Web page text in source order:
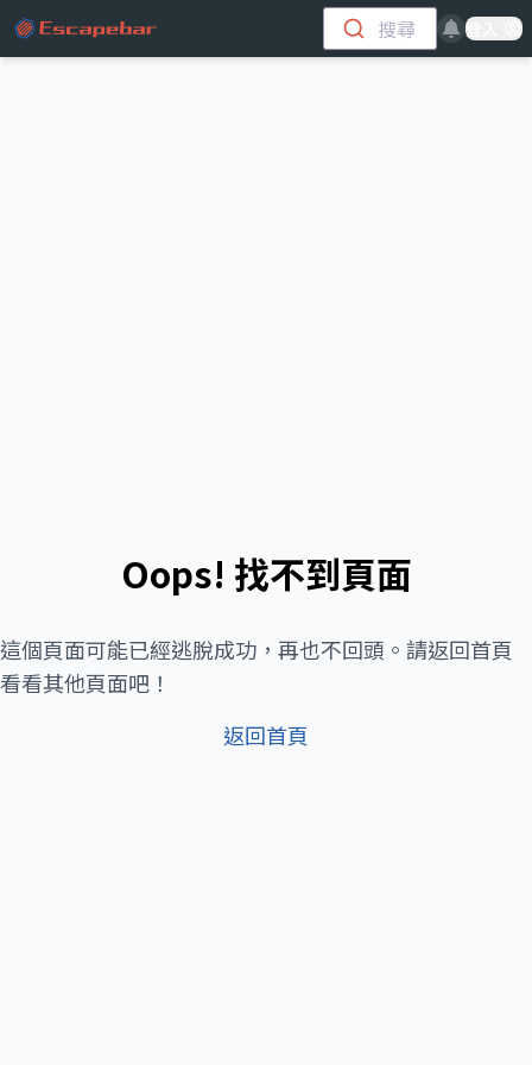
跳至主要內容
搜尋 登入
Oops! 找不到頁面
這個頁面可能已經逃脫成功，再也不回頭。請返回首頁
看看其他頁面吧！
返回首頁